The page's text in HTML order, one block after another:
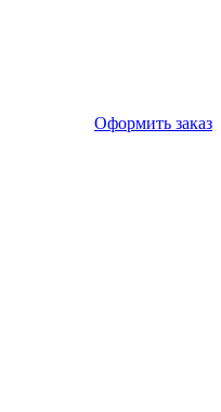
Оформить заказ